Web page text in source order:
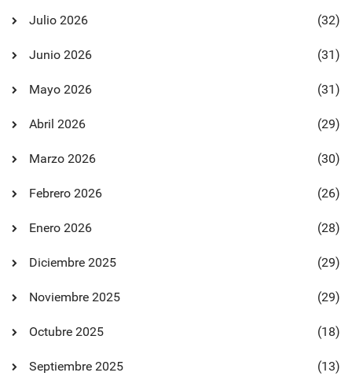
Julio 2026 (32)
Junio 2026 (31)
Mayo 2026 (31)
Abril 2026 (29)
Marzo 2026 (30)
Febrero 2026 (26)
Enero 2026 (28)
Diciembre 2025 (29)
Noviembre 2025 (29)
Octubre 2025 (18)
Septiembre 2025 (13)